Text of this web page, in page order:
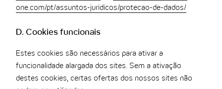
one.com/pt/assuntos-juridicos/protecao-de-dados/
D. Cookies funcionais
Estes cookies são necessários para ativar a
funcionalidade alargada dos sites. Sem a ativação
destes cookies, certas ofertas dos nossos sites não